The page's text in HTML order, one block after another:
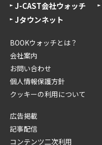
J-CAST会社ウォッチ
Jタウンネット
BOOKウォッチとは？
会社案内
お問い合わせ
個人情報保護方針
クッキーの利用について
広告掲載
記事配信
コンテンツ二次利用